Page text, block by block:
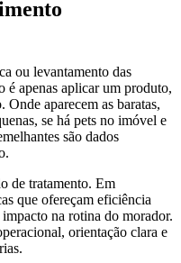
ou levantamento das
é apenas aplicar um produto,
Onde aparecem as baratas,
se há pets no imóvel e
são dados
de tratamento. Em
que ofereçam eficiência
na rotina do morador.
orientação clara e